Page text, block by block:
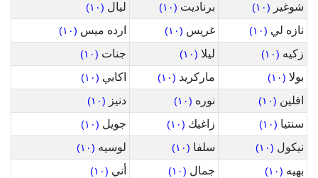
شوغير (١٠) برناديت (١٠) ليال (١٠)
نازه لي (١٠) غريس (١٠) ارده ميس (١٠)
زكيه (١٠) ليلا (١٠) جنات (١٠)
بولا (١٠) ماركريد (١٠) اكابي (١٠)
افلين (١٠) نوره (١٠) دنيز (١٠)
سنتيا (١٠) زاغيك (١٠) جويل (١٠)
نيكول (١٠) سلفا (١٠) لوسيه (١٠)
بهيه (١٠) جمال (١٠) أني (١٠)